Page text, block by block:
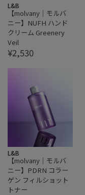
L&B
【molvany｜モルバ
ニー】NUFH ハンド
クリーム Greenery
Veil
¥2,530
L&B
【molvany｜モルバ
ニー】PDRN コラー
ゲン フィルショット
トナー